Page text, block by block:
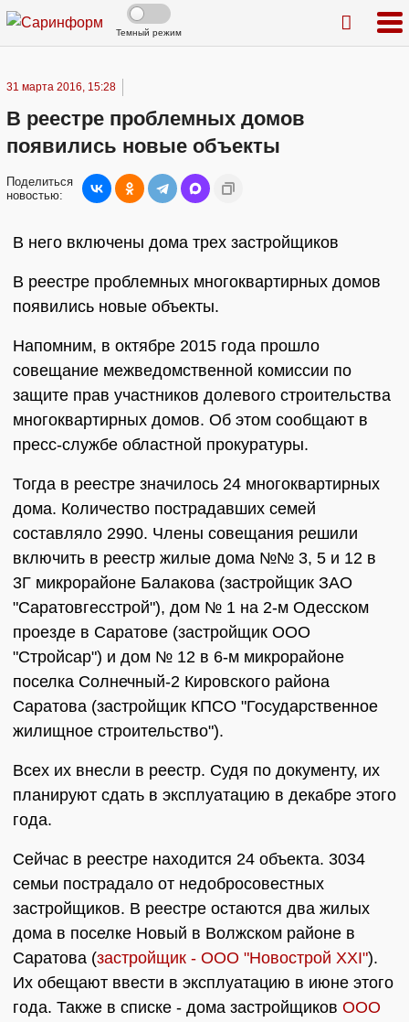
Темный режим
31 марта 2016, 15:28
В реестре проблемных домов
появились новые объекты
Поделиться
новостью:
В него включены дома трех застройщиков
В реестре проблемных многоквартирных домов
появились новые объекты.
Напомним, в октябре 2015 года прошло
совещание межведомственной комиссии по
защите прав участников долевого строительства
многоквартирных домов. Об этом сообщают в
пресс-службе областной прокуратуры.
Тогда в реестре значилось 24 многоквартирных
дома. Количество пострадавших семей
составляло 2990. Члены совещания решили
включить в реестр жилые дома №№ 3, 5 и 12 в
3Г микрорайоне Балакова (застройщик ЗАО
"Саратовгесстрой"), дом № 1 на 2-м Одесском
проезде в Саратове (застройщик ООО
"Стройсар") и дом № 12 в 6-м микрорайоне
поселка Солнечный-2 Кировского района
Саратова (застройщик КПСО "Государственное
жилищное строительство").
Всех их внесли в реестр. Судя по документу, их
планируют сдать в эксплуатацию в декабре этого
года.
Сейчас в реестре находится 24 объекта. 3034
семьи пострадало от недобросовестных
застройщиков. В реестре остаются два жилых
дома в поселке Новый в Волжском районе в
Саратова (застройщик - ООО "Новострой ХХI").
Их обещают ввести в эксплуатацию в июне этого
года. Также в списке - дома застройщиков ООО